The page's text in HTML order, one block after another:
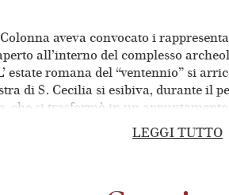
aveva convocato i
all’interno del complesso
estate romana del “ventennio” si
di S. Cecilia si esibiva, durante il
che si trasformò in un
assetto delle strutture
con la dicituraTeatro del popolo
LEGGI TUTTO